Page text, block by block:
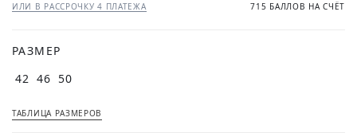
ИЛИ В РАССРОЧКУ 4 ПЛАТЕЖА 715 БАЛЛОВ НА СЧЁТ
РАЗМЕР
42 46 50
ТАБЛИЦА РАЗМЕРОВ